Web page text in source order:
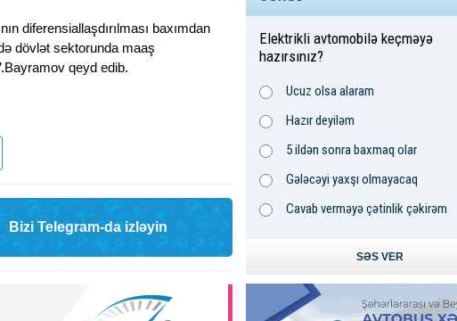
diferensiallaşdırılması baxımdan
dövlət sektorunda maaş
qeyd edib.
Bizi Telegram-da izləyin
Elektrikli avtomobilə keçməyə
hazırsınız?
Ucuz olsa alaram
Hazır deyiləm
5 ildən sonra baxmaq olar
Gələcəyi yaxşı olmayacaq
Cavab verməyə çətinlik çəkirəm